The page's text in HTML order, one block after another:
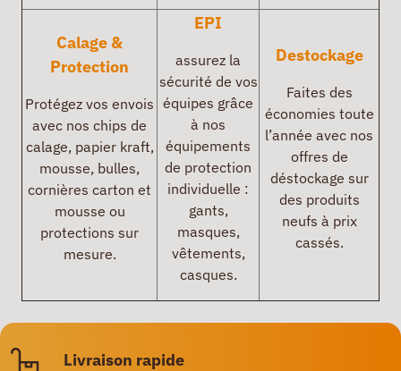
Calage &
Protection
Protégez vos envois
avec nos chips de
calage, papier kraft,
mousse, bulles,
cornières carton et
mousse ou
protections sur
mesure.
EPI
assurez la
sécurité de vos
équipes grâce
à nos
équipements
de protection
individuelle :
gants,
masques,
vêtements,
casques.
Destockage
Faites des
économies toute
l’année avec nos
offres de
déstockage sur
des produits
neufs à prix
cassés.
Livraison rapide